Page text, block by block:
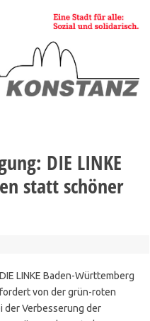
DIE LINKE
statt schöner
DIE LINKE Baden-Württemberg
fordert von der grün-roten
der Verbesserung der